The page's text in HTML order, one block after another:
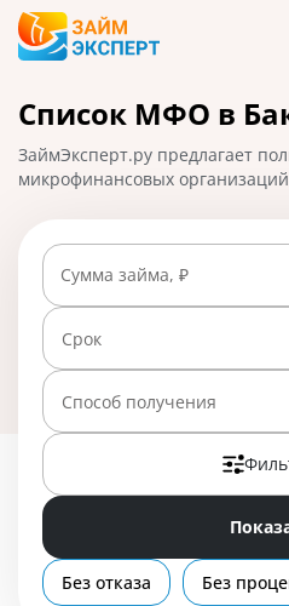
Карты
Кредиты
Ипотека
Займы
Вклады
Бизнес
Список МФО в
ЗаймЭксперт.ру предлагает
микрофинансовых организаций
требованиями и проверками,
и высоким процентом
01.05.2025 вам доступно 28
от 0% в день.
Сумма займа, ₽
Срок
Способ получения
Без отказа Без